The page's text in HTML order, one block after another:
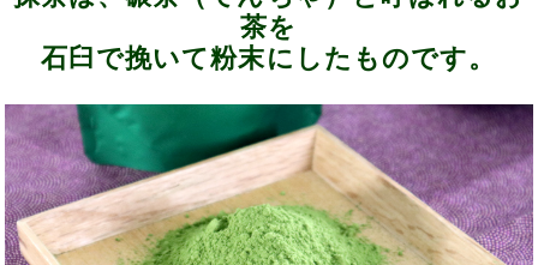
茶を
石臼で挽いて粉末にしたものです。